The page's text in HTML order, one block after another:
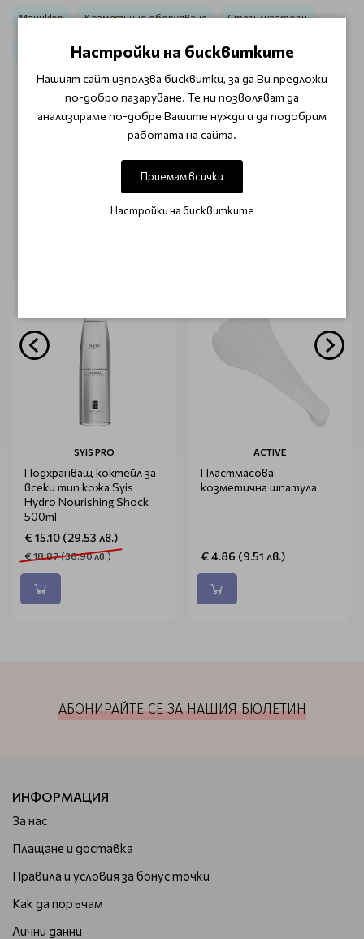
Маникюр Козметично оборудване Стерилизатори
За Козметици За стерилизация
ОТЗИВИ (0)
НАПИШЕТЕ ОТЗИВ
SYIS PRO
Подхранващ коктейл за
всеки тип кожа Syis
Hydro Nourishing Shock
500ml
€ 15.10 (29.53 лв.)
€ 18.87 (36.90 лв.)
ACTIVE
Пластмасова
козметична шпатула
€ 4.86 (9.51 лв.)
АБОНИРАЙТЕ СЕ ЗА НАШИЯ БЮЛЕТИН
ИНФОРМАЦИЯ
За нас
Плащане и доставка
Правила и условия за бонус точки
Как да поръчам
Лични данни
Настройки на бисквитките
Нашият сайт използва бисквитки, за да Ви предложи
по-добро пазаруване. Те ни позволяват да
анализираме по-добре Вашите нужди и да подобрим
работата на сайта.
Приемам всички
Настройки на бисквитките